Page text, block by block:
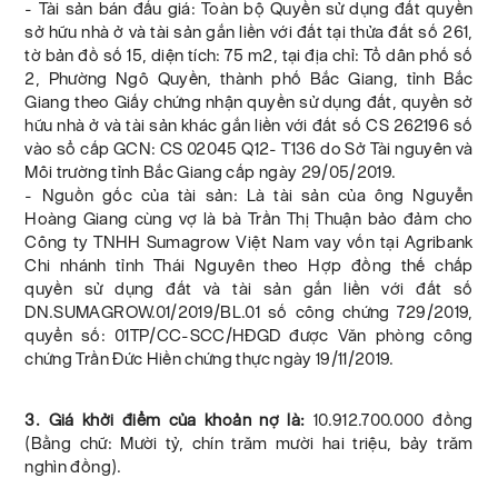
- Tài sản bán đấu giá: Toàn bộ Quyền sử dụng đất quyền
sở hữu nhà ở và tài sản gắn liền với đất tại thửa đất số 261,
tờ bản đồ số 15, diện tích: 75 m2, tại địa chỉ: Tổ dân phố số
2, Phường Ngô Quyền, thành phố Bắc Giang, tỉnh Bắc
Giang theo Giấy chứng nhận quyền sử dụng đất, quyền sở
hữu nhà ở và tài sản khác gắn liền với đất số CS 262196 số
vào sổ cấp GCN: CS 02045 Q12- T136 do Sở Tài nguyên và
Môi trường tỉnh Bắc Giang cấp ngày 29/05/2019.
- Nguồn gốc của tài sản: Là tài sản của ông Nguyễn
Hoàng Giang cùng vợ là bà Trần Thị Thuận bảo đảm cho
Công ty TNHH Sumagrow Việt Nam vay vốn tại Agribank
Chi nhánh tỉnh Thái Nguyên theo Hợp đồng thế chấp
quyền sử dụng đất và tài sản gắn liền với đất số
DN.SUMAGROW.01/2019/BL.01 số công chứng 729/2019,
quyển số: 01TP/CC-SCC/HĐGD được Văn phòng công
chứng Trần Đức Hiền chứng thực ngày 19/11/2019.
3. Giá khởi điểm của khoản nợ là: 10.912.700.000 đồng
(Bằng chữ: Mười tỷ, chín trăm mười hai triệu, bảy trăm
nghìn đồng).